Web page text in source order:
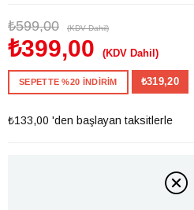
₺599,00 (KDV Dahil)
₺399,00 (KDV Dahil)
SEPETTE %20 İNDİRİM ₺319,20
₺133,00 'den başlayan taksitlerle